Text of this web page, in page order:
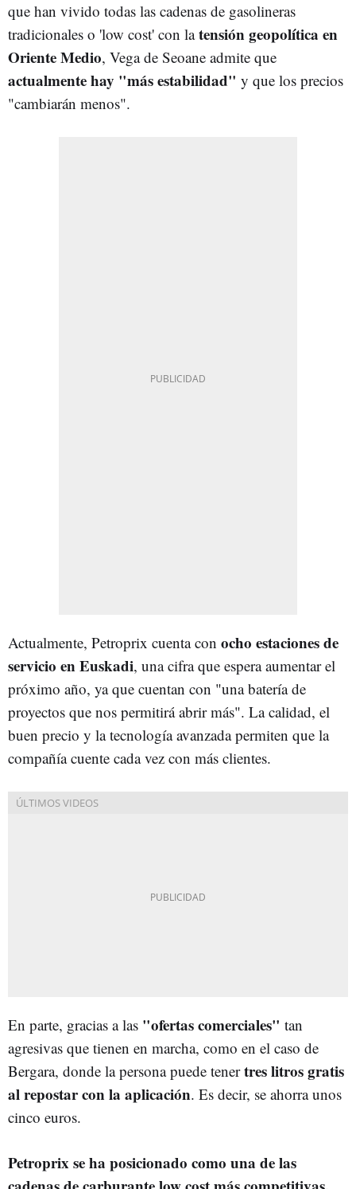
que han vivido todas las cadenas de gasolineras
tradicionales o 'low cost' con latensión geopolítica en
Oriente Medio, Vega de Seoane admite que
actualmente hay "más estabilidad" y que los precios
"cambiarán menos".
Actualmente, Petroprix cuenta con ocho estaciones de
servicio en Euskadi, una cifra que espera aumentar el
próximo año, ya que cuentan con "una batería de
proyectos que nos permitirá abrir más". La calidad, el
buen precio y la tecnología avanzada permiten que la
compañía cuente cada vez con más clientes.
En parte, gracias a las "ofertas comerciales" tan
agresivas que tienen en marcha, como en el caso de
Bergara, donde la persona puede tenertres litros gratis
al repostar con la aplicación. Es decir, se ahorra unos
cinco euros.
Petroprix se ha posicionado como una de las